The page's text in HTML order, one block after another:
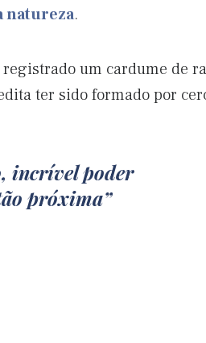
natureza.
um cardume de
ter sido formado por
incrível poder
próxima